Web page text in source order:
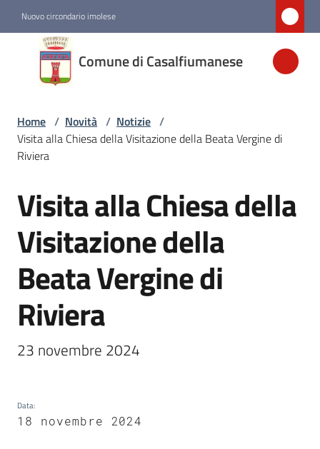
Nuovo circondario imolese
Comune di Casalfiumanese
Comune di
Casalfiumanese
Amministrazione
Vivere
Casalfiumanese
Servizi
on-
Home / Novità / Notizie /
Visita alla Chiesa della Visitazione della Beata Vergine di
Riviera
Salta al contenuto
Visita alla Chiesa della
Visitazione della
Beata Vergine di
Riviera
23 novembre 2024
Data:
18 novembre 2024